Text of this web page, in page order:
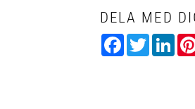
DELA MED
Facebook
Twitter